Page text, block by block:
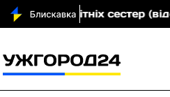
малолітніх сестер (відео)